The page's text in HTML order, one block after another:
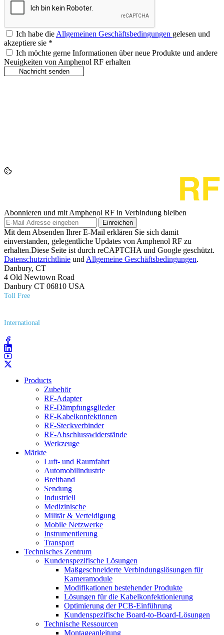
Ich habe dieAllgemeinen Geschäftsbedingungen gelesen und
akzeptiere sie *
Ich möchte gerne Informationen über neue Produkte und andere
Neuigkeiten von Amphenol RF erhalten
Abonnieren und mit Amphenol RF in Verbindung bleiben
Einreichen
Mit dem Absenden Ihrer E-Mail erklären Sie sich damit
einverstanden, gelegentliche Updates von Amphenol RF zu
erhalten.Diese Seite ist durch reCAPTCHA und Google geschützt.
Datenschutzrichtlinie und Allgemeine Geschäftsbedingungen.
Danbury, CT
4 Old Newtown Road
Danbury CT 06810 USA
Toll Free
International
Products
Zubehör
RF-Adapter
RF-Dämpfungsglieder
RF-Kabelkonfektionen
RF-Steckverbinder
RF-Abschlusswiderstände
Werkzeuge
Märkte
Luft- und Raumfahrt
Automobilindustrie
Breitband
Sendung
Industriell
Medizinische
Militär & Verteidigung
Mobile Netzwerke
Instrumentierung
Transport
Technisches Zentrum
Kundenspezifische Lösungen
Maßgeschneiderte Verbindungslösungen für
Kameramodule
Modifikationen bestehender Produkte
Lösungen für die Kabelkonfektionierung
Optimierung der PCB-Einführung
Kundenspezifische Board-to-Board-Lösungen
Technische Ressourcen
Montageanleitung